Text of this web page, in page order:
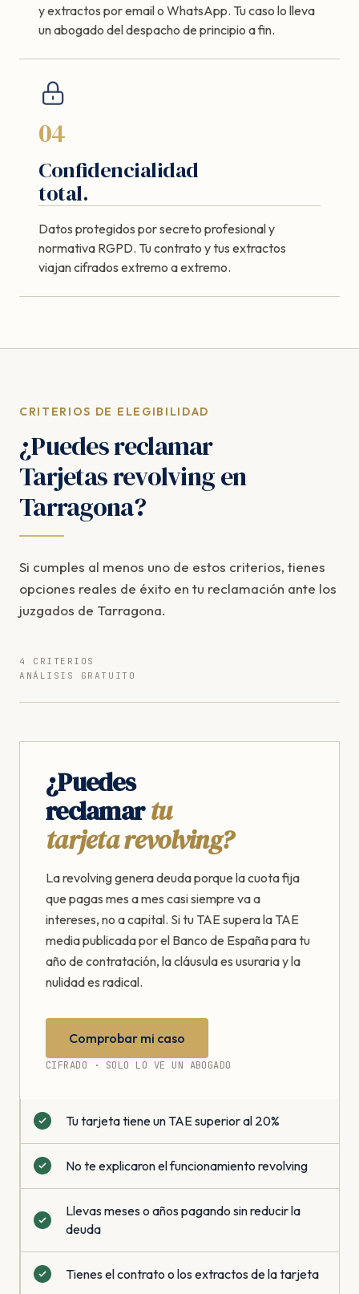
y extractos por email o WhatsApp. Tu caso lo lleva
un abogado del despacho de principio a fin.
04
Confidencialidad
total.
Datos protegidos por secreto profesional y
normativa RGPD. Tu contrato y tus extractos
viajan cifrados extremo a extremo.
CRITERIOS DE ELEGIBILIDAD
¿Puedes reclamar
Tarjetas revolving en
Tarragona?
Si cumples al menos uno de estos criterios, tienes
opciones reales de éxito en tu reclamación ante los
juzgados de Tarragona.
4 CRITERIOS
ANÁLISIS GRATUITO
¿Puedes
reclamartu
tarjeta revolving?
La revolving genera deuda porque la cuota fija
que pagas mes a mes casi siempre va a
intereses, no a capital. Si tu TAE supera la TAE
media publicada por el Banco de España para tu
año de contratación, la cláusula es usuraria y la
nulidad es radical.
Comprobar mi caso
CIFRADO · SOLO LO VE UN ABOGADO
Tu tarjeta tiene un TAE superior al 20%
No te explicaron el funcionamiento revolving
Llevas meses o años pagando sin reducir la
deuda
Tienes el contrato o los extractos de la tarjeta